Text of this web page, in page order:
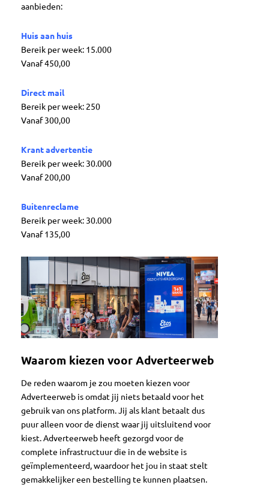
aanbieden:
Huis aan huis
Bereik per week: 15.000
Vanaf 450,00
Direct mail
Bereik per week: 250
Vanaf 300,00
Krant advertentie
Bereik per week: 30.000
Vanaf 200,00
Buitenreclame
Bereik per week: 30.000
Vanaf 135,00
Waarom kiezen voor Adverteerweb
De reden waarom je zou moeten kiezen voor
Adverteerweb is omdat jij niets betaald voor het
gebruik van ons platform. Jij als klant betaalt dus
puur alleen voor de dienst waar jij uitsluitend voor
kiest. Adverteerweb heeft gezorgd voor de
complete infrastructuur die in de website is
geïmplementeerd, waardoor het jou in staat stelt
gemakkelijker een bestelling te kunnen plaatsen.